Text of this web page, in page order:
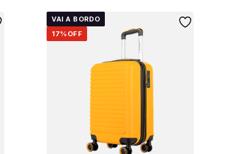
VAI A BORDO
17% OFF